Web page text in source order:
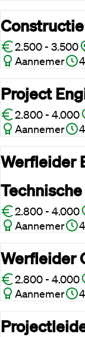
2.500 - 3.500
Aannemer
Project
2.800 - 4.000
Aannemer
Werfleider
2.800 - 4.000
Aannemer
Werfleider
2.800 - 4.000
Aannemer